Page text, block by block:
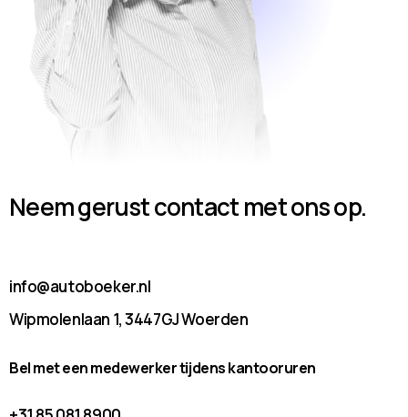
Neem gerust contact met ons op.
info@autoboeker.nl
Wipmolenlaan 1, 3447GJ Woerden
Bel met een medewerker tijdens kantooruren